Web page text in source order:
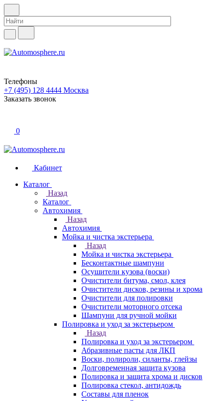
Телефоны
+7 (495) 128 4444 Москва
Заказать звонок
0
Кабинет
Каталог
Назад
Каталог
Автохимия
Назад
Автохимия
Мойка и чистка экстерьера
Назад
Мойка и чистка экстерьера
Бесконтактные шампуни
Осушители кузова (воски)
Очистители битума, смол, клея
Очистители дисков, резины и хрома
Очистители для полировки
Очистители моторного отсека
Шампуни для ручной мойки
Полировка и уход за экстерьером
Назад
Полировка и уход за экстерьером
Абразивные пасты для ЛКП
Воски, полироли, силанты, глейзы
Долговременная защита кузова
Полировка и защита хрома и дисков
Полировка стекол, антидождь
Составы для пленок